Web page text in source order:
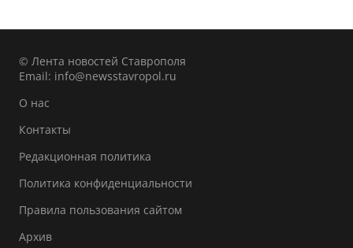
© Лента новостей Ставрополя
Email: info@newsstavropol.ru
О нас
Контакты
Редакционная политика
Политика конфиденциальности
Правила пользования сайтом
Архив